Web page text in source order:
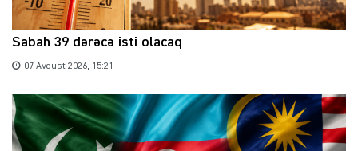
Sabah 39 dərəcə isti olacaq
07 Avqust 2026, 15:21